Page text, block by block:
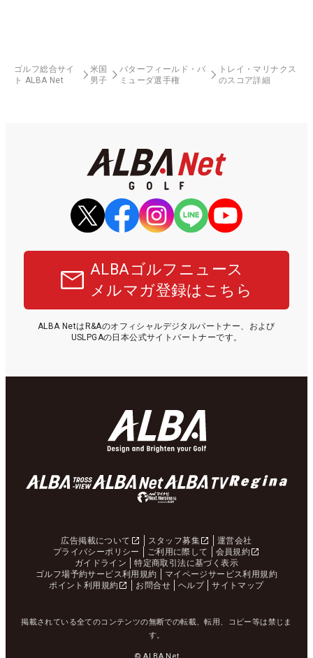
ゴルフ総合サイ
ト ALBA Net
米国
男子
バターフィールド・バ
ミューダ選手権
トレイ・マリナクス
のスコア詳細
ALBAゴルフニュース
メルマガ登録はこちら
ALBA NetはR&Aのオフィシャルデジタルパートナー、および
USLPGAの日本公式サイトパートナーです。
広告掲載について スタッフ募集
運営会社
プライバシーポリシー
ご利用に際して
会員規約
ガイドライン
特定商取引法に基づく表示
ゴルフ場予約サービス利用規約
マイページサービス利用規約
ポイント利用規約
お問合せ ヘルプ サイトマップ
掲載されている全てのコンテンツの無断での転載、転用、コピー等は禁じま
す。